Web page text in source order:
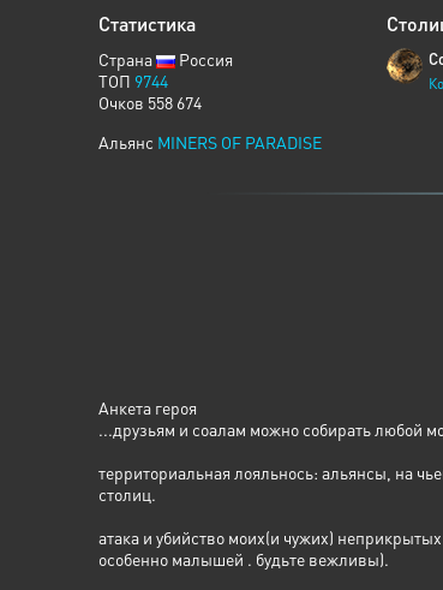
Статистика
Страна
Россия
ТОП 9744
Очков 558 674
Альянс MINERS OF PARADISE
Анкета героя
...друзьям и соалам можно собирать любой
территориальная лояльнось: альянсы, на
столиц.
атака и убийство моих(и чужих)
особенно малышей . будьте вежливы).